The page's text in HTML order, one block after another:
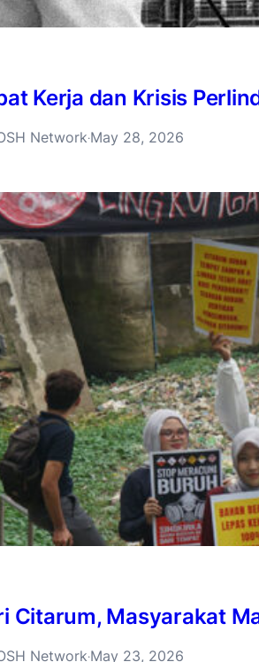
Kerja dan Krisis
Network·May 28, 2026
Citarum, Masyarakat
Network·May 23, 2026